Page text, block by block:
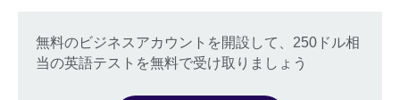
無料のビジネスアカウントを開設して、250ドル相
当の英語テストを無料で受け取りましょう